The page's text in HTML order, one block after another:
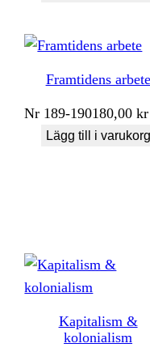
Framtidens arbete
Nr 189-190180,00kr
Lägg till i varukorg
Kapitalism &
kolonialism